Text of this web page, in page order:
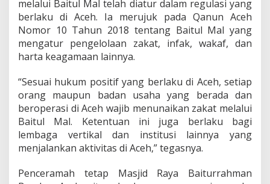
melalui Baitul Mal telah diatur dalam regulasi yang
berlaku di Aceh. Ia merujuk pada Qanun Aceh
Nomor 10 Tahun 2018 tentang Baitul Mal yang
mengatur pengelolaan zakat, infak, wakaf, dan
harta keagamaan lainnya.
“Sesuai hukum positif yang berlaku di Aceh, setiap
orang maupun badan usaha yang berada dan
beroperasi di Aceh wajib menunaikan zakat melalui
Baitul Mal. Ketentuan ini juga berlaku bagi
lembaga vertikal dan institusi lainnya yang
menjalankan aktivitas di Aceh,” tegasnya.
Penceramah tetap Masjid Raya Baiturrahman